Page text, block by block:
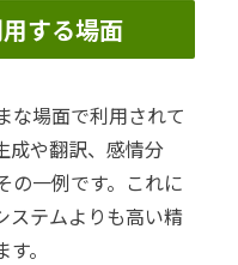
する場面
な場面で利用されて
成や翻訳、感情分
の一例です。これに
ステムよりも高い精
。